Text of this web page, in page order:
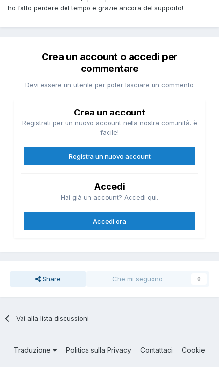
ho fatto perdere del tempo e grazie ancora del supporto!
Crea un account o accedi per
commentare
Devi essere un utente per poter lasciare un commento
Crea un account
Registrati per un nuovo account nella nostra comunità. è
facile!
Registra un nuovo account
Accedi
Hai già un account? Accedi qui.
Accedi ora
Share Che mi seguono 0
Vai alla lista discussioni
Traduzione Politica sulla Privacy Contattaci Cookie